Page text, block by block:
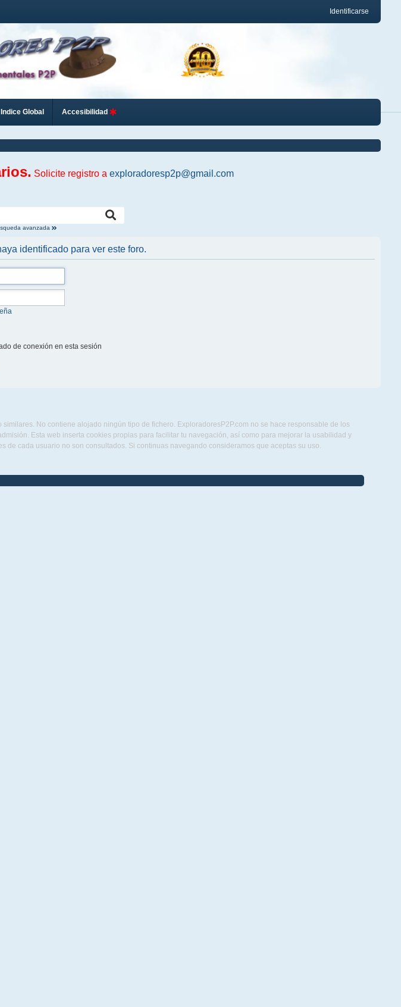
Identificarse
Indice Global Accesibilidad
Solicite registro a exploradoresp2p@gmail.com
avanzada
identificado para ver este foro.
de conexión en esta sesión
No contiene alojado ningún tipo de fichero. ExploradoresP2P.com no se hace responsable de los
Esta web inserta cookies propias para facilitar tu navegación, así como para mejorar la usabilidad y
de cada usuario no son consultados. Si continuas navegando consideramos que aceptas su uso.